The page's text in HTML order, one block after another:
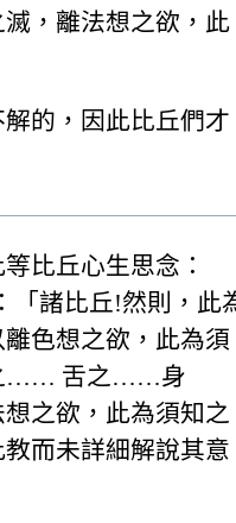
，離法想之欲，此
的，因此比丘們才
比丘心生思念：
「諸比丘!然則，此
色想之欲，此為須
…… 舌之……身
之欲，此為須知之
而未詳細解說其意